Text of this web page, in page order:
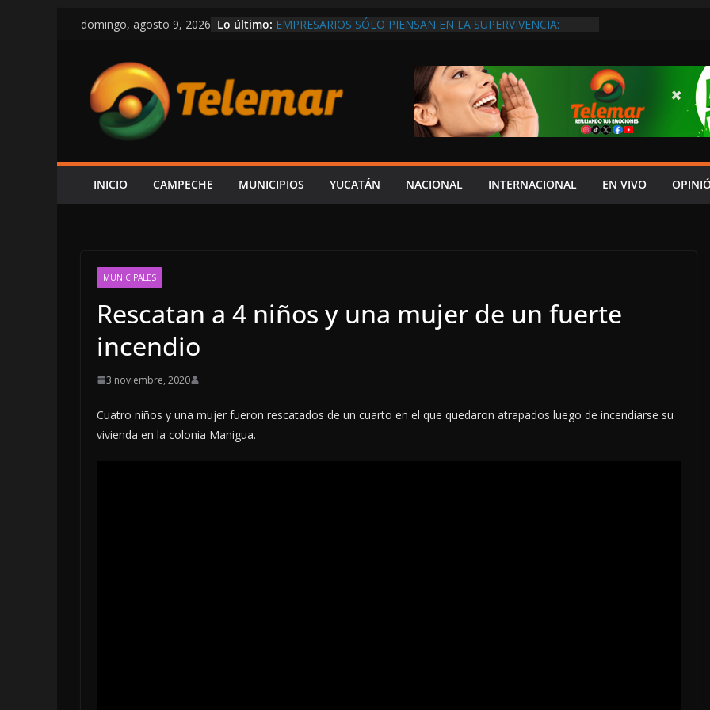
Saltar
contenido
domingo, agosto 9, 2026 Lo último: EMPRESARIOS SÓLO PIENSAN EN LA SUPERVIVENCIA:
ESCÁRCEGA: EXIGEN REHABILITAR EL CAMINO #LA
VICTORIA–DIVISIÓN DEL NORTE
CON $14 MIL ANUALES A CAMPAMENTOS TORTUGUEROS,
EL GOBIERNO DE LAYDA SE “LEVANTA LA CORBATA” PARA
PRESUMIR QUE APOYA A LA ECOLOGÍA: COSGAYA
¡CON CALLES DE VERGÜENZA!
SÓLO HAY 6 PAIDOPSIQUIATRAS EN CAMPECHE Y NADIE
INICIO CAMPECHE MUNICIPIOS YUCATÁN NACIONAL INTERNACIONAL EN VIVO
MUNICIPALES
Rescatan a 4 niños y una mujer de un fuerte
incendio
3 noviembre, 2020
Cuatro niños y una mujer fueron rescatados de un cuarto en el que quedaron atrapados luego de incendiarse su
vivienda en la colonia Manigua.